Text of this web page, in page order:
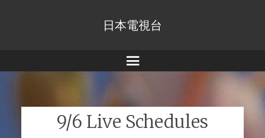
日本電視台
Menu
9/6 Live Schedules